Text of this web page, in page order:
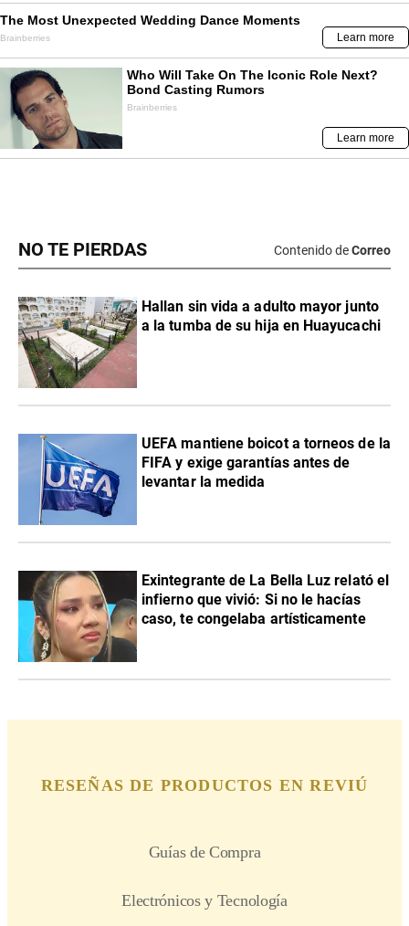
NO TE PIERDAS Contenido deCorreo
Hallan sin vida a adulto mayor junto
a la tumba de su hija en Huayucachi
UEFA mantiene boicot a torneos de la
FIFA y exige garantías antes de
levantar la medida
Exintegrante de La Bella Luz relató el
infierno que vivió: Si no le hacías
caso, te congelaba artísticamente